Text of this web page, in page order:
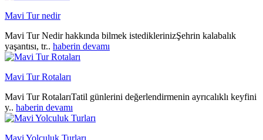
Mavi Tur nedir
Mavi Tur Nedir hakkında bilmek istediklerinizŞehrin kalabalık
yaşantısı, tr.. haberin devamı
Mavi Tur Rotaları
Mavi Tur RotalarıTatil günlerini değerlendirmenin ayrıcalıklı keyfini
y.. haberin devamı
Mavi Yolculuk Turları